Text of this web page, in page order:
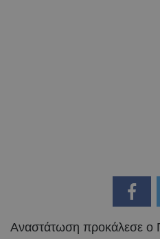
Αναστάτωση προκάλεσε ο